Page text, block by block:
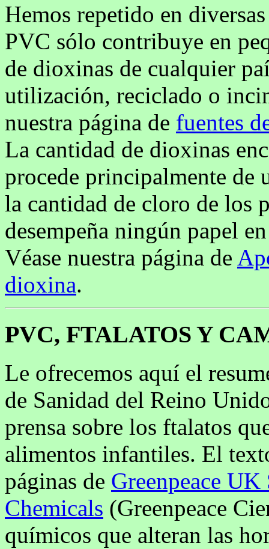
Hemos repetido en
PVC sólo contribuye en
de dioxinas de cualquier
utilización, reciclado o
nuestra página de fuentes
La cantidad de dioxinas
procede principalmente de
la cantidad de cloro de los
desempeña ningún papel
Véase nuestra página de
dioxina.
PVC, FTALATOS Y
Le ofrecemos aquí el
de Sanidad del Reino
prensa sobre los ftalatos
alimentos infantiles. El
páginas de Greenpeace
Chemicals (Greenpeace
químicos que alteran las